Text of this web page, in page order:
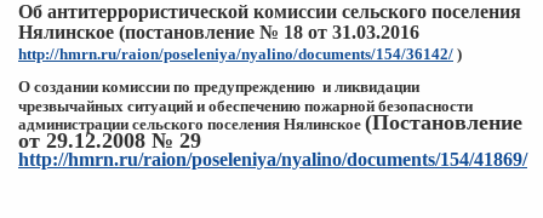
Об антитеррористической комиссии сельского поселения
Нялинское (постановление № 18 от 31.03.2016
http://hmrn.ru/raion/poseleniya/nyalino/documents/154/36142/ )
О создании комиссии по предупреждению и ликвидации
чрезвычайных ситуаций и обеспечению пожарной безопасности
администрации сельского поселения Нялинское (Постановление
от 29.12.2008 № 29
http://hmrn.ru/raion/poseleniya/nyalino/documents/154/41869/